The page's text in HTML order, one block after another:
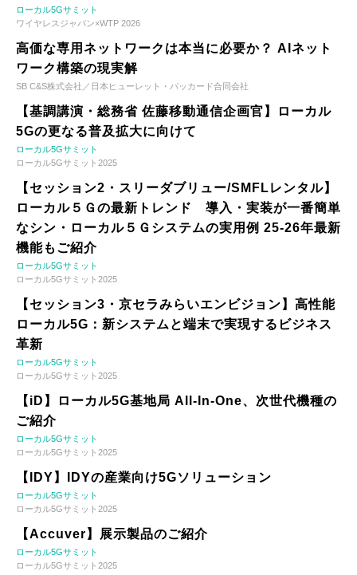
ローカル5Gサミット
ワイヤレスジャパン×WTP 2026
高価な専用ネットワークは本当に必要か？ AIネット
ワーク構築の現実解
SB C&S株式会社／日本ヒューレット・パッカード合同会社
【基調講演・総務省 佐藤移動通信企画官】ローカル
5Gの更なる普及拡大に向けて
ローカル5Gサミット
ローカル5Gサミット2025
【セッション2・スリーダブリュー/SMFLレンタル】
ローカル５Ｇの最新トレンド 導入・実装が一番簡単
なシン・ローカル５Ｇシステムの実用例 25-26年最新
機能もご紹介
ローカル5Gサミット
ローカル5Gサミット2025
【セッション3・京セラみらいエンビジョン】高性能
ローカル5G：新システムと端末で実現するビジネス
革新
ローカル5Gサミット
ローカル5Gサミット2025
【iD】ローカル5G基地局 All-In-One、次世代機種の
ご紹介
ローカル5Gサミット
ローカル5Gサミット2025
【IDY】IDYの産業向け5Gソリューション
ローカル5Gサミット
ローカル5Gサミット2025
【Accuver】展示製品のご紹介
ローカル5Gサミット
ローカル5Gサミット2025